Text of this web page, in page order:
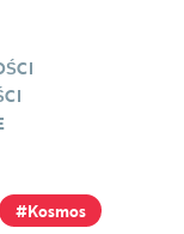
Kosmos